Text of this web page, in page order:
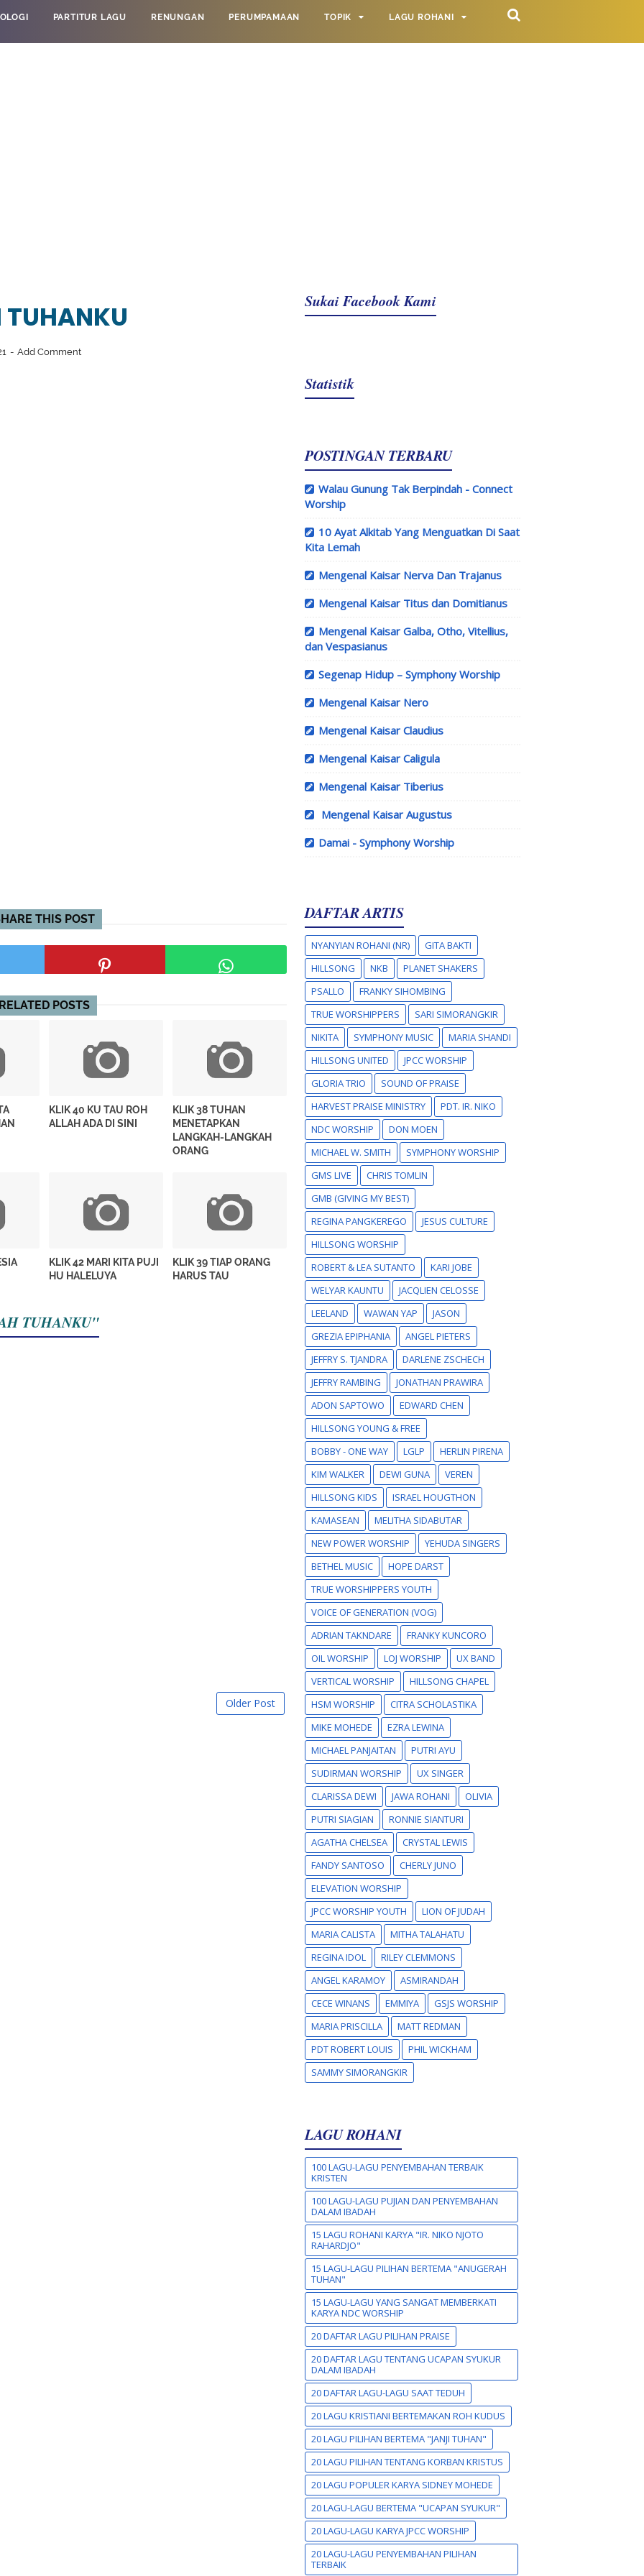
PARTITUR LAGU RENUNGAN PERUMPAMAAN TOPIK LAGU ROHANI
TUHANKU
Add Comment
THIS POST
RELATED POSTS
KLIK 40 KU TAU ROH
ALLAH ADA DI SINI
KLIK 38 TUHAN
MENETAPKAN
LANGKAH-LANGKAH
ORANG
KLIK 42 MARI KITA PUJI
HU HALELUYA
KLIK 39 TIAP ORANG
HARUS TAU
TUHANKU"
Older Post
Sukai Facebook Kami
Statistik
POSTINGAN TERBARU
Walau Gunung Tak Berpindah - Connect
Worship
10 Ayat Alkitab Yang Menguatkan Di Saat
Kita Lemah
Mengenal Kaisar Nerva Dan Trajanus
Mengenal Kaisar Titus dan Domitianus
Mengenal Kaisar Galba, Otho, Vitellius,
dan Vespasianus
Segenap Hidup – Symphony Worship
Mengenal Kaisar Nero
Mengenal Kaisar Claudius
Mengenal Kaisar Caligula
Mengenal Kaisar Tiberius
Mengenal Kaisar Augustus
Damai - Symphony Worship
DAFTAR ARTIS
NYANYIAN ROHANI (NR)
GITA BAKTI
HILLSONG
NKB
PLANET SHAKERS
PSALLO
FRANKY SIHOMBING
TRUE WORSHIPPERS
SARI SIMORANGKIR
NIKITA
SYMPHONY MUSIC
MARIA SHANDI
HILLSONG UNITED
JPCC WORSHIP
GLORIA TRIO
SOUND OF PRAISE
HARVEST PRAISE MINISTRY
PDT. IR. NIKO
NDC WORSHIP
DON MOEN
MICHAEL W. SMITH
SYMPHONY WORSHIP
GMS LIVE
CHRIS TOMLIN
GMB (GIVING MY BEST)
REGINA PANGKEREGO
JESUS CULTURE
HILLSONG WORSHIP
ROBERT & LEA SUTANTO
KARI JOBE
WELYAR KAUNTU
JACQLIEN CELOSSE
LEELAND
WAWAN YAP
JASON
GREZIA EPIPHANIA
ANGEL PIETERS
JEFFRY S. TJANDRA
DARLENE ZSCHECH
JEFFRY RAMBING
JONATHAN PRAWIRA
ADON SAPTOWO
EDWARD CHEN
HILLSONG YOUNG & FREE
BOBBY - ONE WAY
LGLP
HERLIN PIRENA
KIM WALKER
DEWI GUNA
VEREN
HILLSONG KIDS
ISRAEL HOUGTHON
KAMASEAN
MELITHA SIDABUTAR
NEW POWER WORSHIP
YEHUDA SINGERS
BETHEL MUSIC
HOPE DARST
TRUE WORSHIPPERS YOUTH
VOICE OF GENERATION (VOG)
ADRIAN TAKNDARE
FRANKY KUNCORO
OIL WORSHIP
LOJ WORSHIP
UX BAND
VERTICAL WORSHIP
HILLSONG CHAPEL
HSM WORSHIP
CITRA SCHOLASTIKA
MIKE MOHEDE
EZRA LEWINA
MICHAEL PANJAITAN
PUTRI AYU
SUDIRMAN WORSHIP
UX SINGER
CLARISSA DEWI
JAWA ROHANI
OLIVIA
PUTRI SIAGIAN
RONNIE SIANTURI
AGATHA CHELSEA
CRYSTAL LEWIS
FANDY SANTOSO
CHERLY JUNO
ELEVATION WORSHIP
JPCC WORSHIP YOUTH
LION OF JUDAH
MARIA CALISTA
MITHA TALAHATU
REGINA IDOL
RILEY CLEMMONS
ANGEL KARAMOY
ASMIRANDAH
CECE WINANS
EMMIYA
GSJS WORSHIP
MARIA PRISCILLA
MATT REDMAN
PDT ROBERT LOUIS
PHIL WICKHAM
SAMMY SIMORANGKIR
LAGU ROHANI
100 LAGU-LAGU PENYEMBAHAN TERBAIK
KRISTEN
100 LAGU-LAGU PUJIAN DAN PENYEMBAHAN
DALAM IBADAH
15 LAGU ROHANI KARYA "IR. NIKO NJOTO
RAHARDJO"
15 LAGU-LAGU PILIHAN BERTEMA "ANUGERAH
TUHAN"
15 LAGU-LAGU YANG SANGAT MEMBERKATI
KARYA NDC WORSHIP
20 DAFTAR LAGU PILIHAN PRAISE
20 DAFTAR LAGU TENTANG UCAPAN SYUKUR
DALAM IBADAH
20 DAFTAR LAGU-LAGU SAAT TEDUH
20 LAGU KRISTIANI BERTEMAKAN ROH KUDUS
20 LAGU PILIHAN BERTEMA "JANJI TUHAN"
20 LAGU PILIHAN TENTANG KORBAN KRISTUS
20 LAGU POPULER KARYA SIDNEY MOHEDE
20 LAGU-LAGU BERTEMA "UCAPAN SYUKUR"
20 LAGU-LAGU KARYA JPCC WORSHIP
20 LAGU-LAGU PENYEMBAHAN PILIHAN
TERBAIK